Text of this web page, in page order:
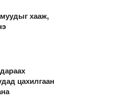
хааж,
цахилгаан